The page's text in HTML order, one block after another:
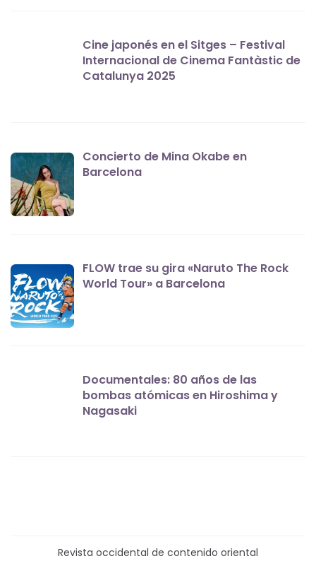
Cine japonés en el Sitges – Festival
Internacional de Cinema Fantàstic de
Catalunya 2025
Concierto de Mina Okabe en
Barcelona
FLOW trae su gira «Naruto The Rock
World Tour» a Barcelona
Documentales: 80 años de las
bombas atómicas en Hiroshima y
Nagasaki
Revista occidental de contenido oriental